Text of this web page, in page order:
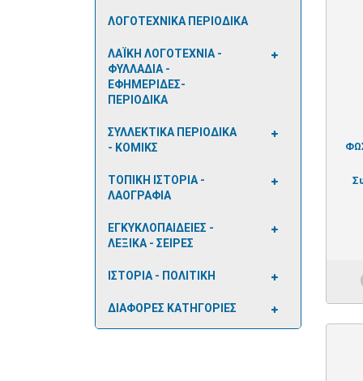
ΛΟΓΟΤΕΧΝΙΚΑ ΠΕΡΙΟΔΙΚΑ
ΛΑΪΚΗ ΛΟΓΟΤΕΧΝΙΑ -
ΦΥΛΛΑΔΙΑ -
ΕΦΗΜΕΡΙΔΕΣ-
ΠΕΡΙΟΔΙΚΑ
ΣΥΛΛΕΚΤΙΚΑ ΠΕΡΙΟΔΙΚΑ
- ΚΟΜΙΚΣ
ΤΟΠΙΚΗ ΙΣΤΟΡΙΑ -
ΛΑΟΓΡΑΦΙΑ
ΕΓΚΥΚΛΟΠΑΙΔΕΙΕΣ -
ΛΕΞΙΚΑ - ΣΕΙΡΕΣ
ΙΣΤΟΡΙΑ - ΠΟΛΙΤΙΚΗ
ΔΙΑΦΟΡΕΣ ΚΑΤΗΓΟΡΙΕΣ